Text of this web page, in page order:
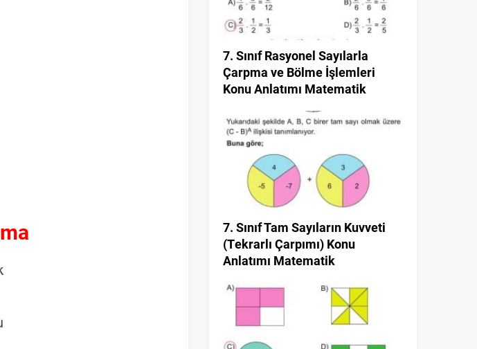
7. Sınıf Rasyonel Sayılarla
Çarpma ve Bölme İşlemleri
Konu Anlatımı Matematik
7. Sınıf Tam Sayıların Kuvveti
(Tekrarlı Çarpımı) Konu
Anlatımı Matematik